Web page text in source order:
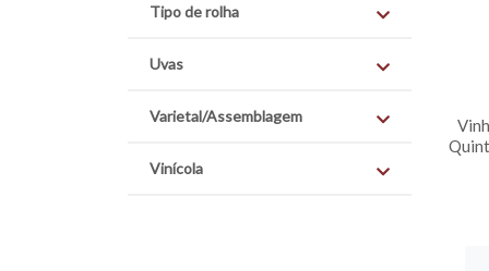
Tipo de rolha
Uvas
Varietal/Assemblagem
Vinícola